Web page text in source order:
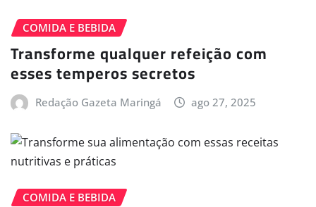
COMIDA E BEBIDA
Transforme qualquer refeição com
esses temperos secretos
Redação Gazeta Maringá ago 27, 2025
COMIDA E BEBIDA